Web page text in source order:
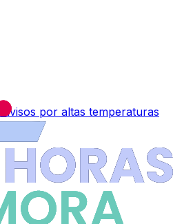
por altas temperaturas